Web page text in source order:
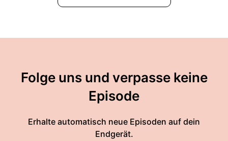
Folge uns und verpasse keine
Episode
Erhalte automatisch neue Episoden auf dein
Endgerät.